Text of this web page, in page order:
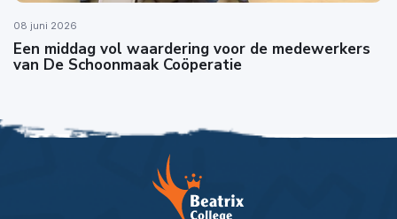
08 juni 2026
Een middag vol waardering voor de medewerkers
van De Schoonmaak Coöperatie